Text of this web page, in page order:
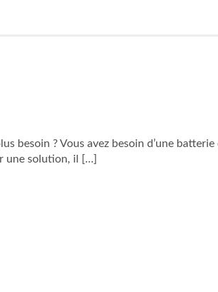
besoin ? Vous avez besoin d’une
une solution, il […]